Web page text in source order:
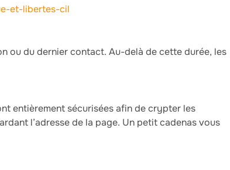
et-libertes-cil
ou du dernier contact. Au-delà de cette durée, les
entièrement sécurisées afin de crypter les
l’adresse de la page. Un petit cadenas vous